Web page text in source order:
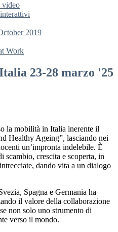
video
2019
Work
23-28 marzo '25
la mobilità in Italia inerente il
Healthy Ageing”, lasciando nei
un’impronta indelebile. È
scambio, crescita e scoperta, in
dando vita a un dialogo
Spagna e Germania ha
il valore della collaborazione
non solo uno strumento di
verso il mondo.